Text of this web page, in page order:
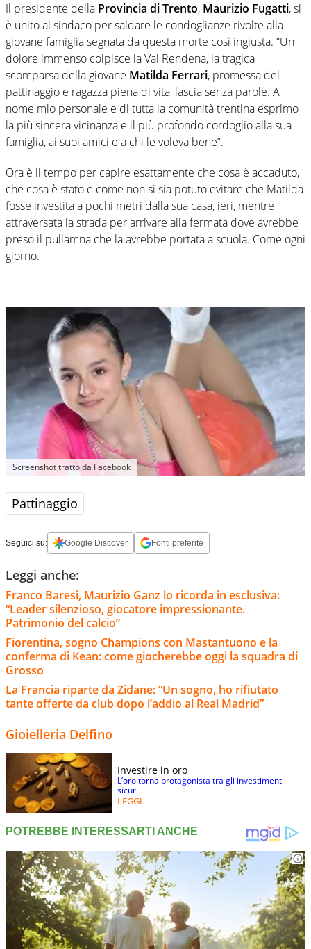
Il presidente della Provincia di Trento, Maurizio Fugatti, si
è unito al sindaco per saldare le condoglianze rivolte alla
giovane famiglia segnata da questa morte così ingiusta. “Un
dolore immenso colpisce la Val Rendena, la tragica
scomparsa della giovane Matilda Ferrari, promessa del
pattinaggio e ragazza piena di vita, lascia senza parole. A
nome mio personale e di tutta la comunità trentina esprimo
la più sincera vicinanza e il più profondo cordoglio alla sua
famiglia, ai suoi amici e a chi le voleva bene”.
Ora è il tempo per capire esattamente che cosa è accaduto,
che cosa è stato e come non si sia potuto evitare che Matilda
fosse investita a pochi metri dalla sua casa, ieri, mentre
attraversata la strada per arrivare alla fermata dove avrebbe
preso il pullamna che la avrebbe portata a scuola. Come ogni
giorno.
Screenshot tratto da Facebook
Pattinaggio
Seguici su: Google Discover Fonti preferite
Leggi anche:
Franco Baresi, Maurizio Ganz lo ricorda in esclusiva:
“Leader silenzioso, giocatore impressionante.
Patrimonio del calcio”
Fiorentina, sogno Champions con Mastantuono e la
conferma di Kean: come giocherebbe oggi la squadra di
Grosso
La Francia riparte da Zidane: “Un sogno, ho rifiutato
tante offerte da club dopo l’addio al Real Madrid”
Gioielleria Delfino
Investire in oro
L’oro torna protagonista tra gli investimenti
sicuri
LEGGI